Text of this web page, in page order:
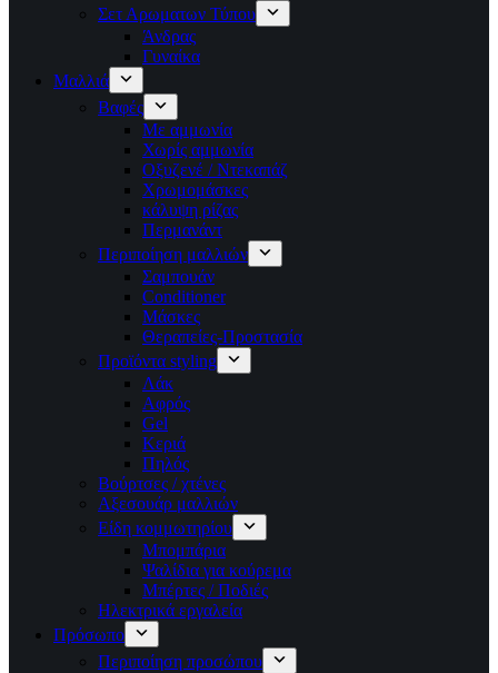
Σετ Αρωματων Τύπου
Άνδρας
Γυναίκα
Μαλλιά
Βαφές
Με αμμωνία
Χωρίς αμμωνία
Οξυζενέ / Ντεκαπάζ
Χρωμομάσκες
κάλυψη ρίζας
Περμανάντ
Περιποίηση μαλλιών
Σαμπουάν
Conditioner
Μάσκες
Θεραπείες-Προστασία
Προϊόντα styling
Λάκ
Αφρός
Gel
Κεριά
Πηλός
Βούρτσες / χτένες
Αξεσουάρ μαλλιών
Είδη κομμωτηρίου
Μπομπάρια
Ψαλίδια για κούρεμα
Μπέρτες / Ποδιές
Ηλεκτρικά εργαλεία
Πρόσωπο
Περιποίηση προσώπου